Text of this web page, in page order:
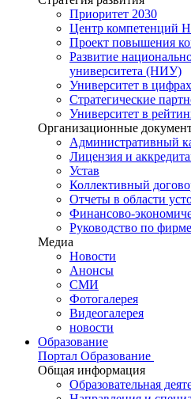
Приоритет 2030
Центр компетенций
Проект повышения
Развитие
университета (НИУ)
Университет в цифрах
Стратегические
Университет в
Организационные
Административный
Лицензия и
Устав
Коллективный
Отчеты в области
Финансово-
Руководство по
Медиа
Новости
Анонсы
СМИ
Фотогалерея
Видеогалерея
новости
Образование
Портал Образование
Общая информация
Образовательная